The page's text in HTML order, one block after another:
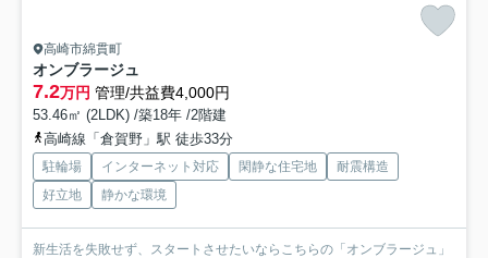
高崎市綿貫町
オンブラージュ
7.2万円 管理/共益費4,000円
53.46㎡ (2LDK) /築18年 /2階建
高崎線「倉賀野」駅 徒歩33分
駐輪場 インターネット対応 閑静な住宅地
耐震構造
好立地
静かな環境
新生活を失敗せず、スタートさせたいならこちらの「オンブラージュ」